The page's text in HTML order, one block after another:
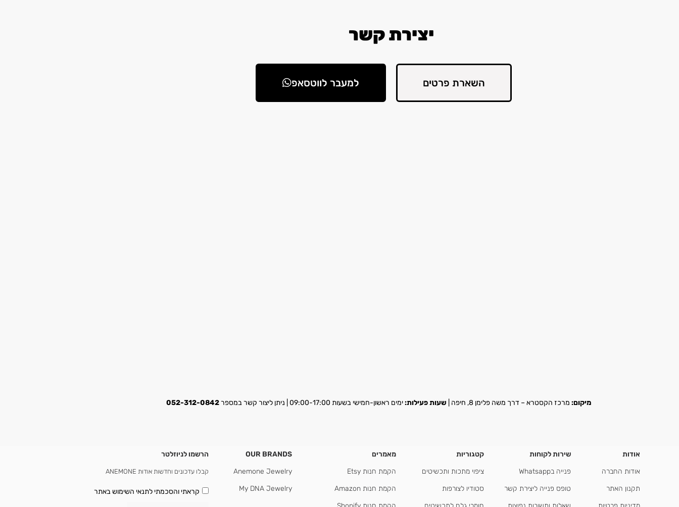
יצירת קשר
השארת פרטים למעבר לווטסאפ
מיקום: מרכז הקסטרא – דרך משה פלימן 8, חיפה | שעות פעילות:ימים ראשון-חמישי בשעות 09:00-17:00 | ניתן ליצור קשר במספר 052-312-0842
אודות
אודות החברה
תקנון האתר
שירות לקוחות
פנייה בWhatsapp
טופס פנייה ליצירת קשר
קטגוריות
ציפוי מתכות ותכשיטים
סטודיו לצורפות
מאמרים
הקמת חנות Etsy
הקמת חנות Amazon
OUR BRANDS
Anemone Jewelry
My DNA Jewelry
הרשמו לניוזלטר
קבלו עדכונים וחדשות אודות ANEMONE
קראתי והסכמתילתנאי השימוש באתר